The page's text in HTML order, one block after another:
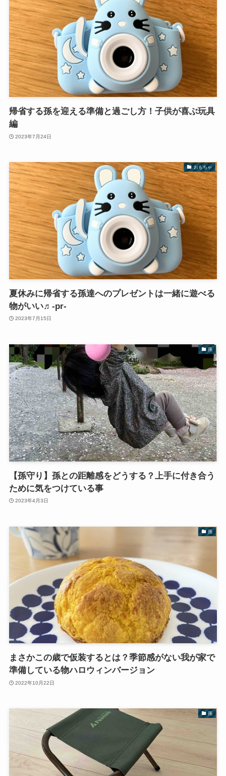
帰省する孫を迎える準備と過ごし方！子供が喜ぶ玩具
編
2023年7月24日
おもちゃ
夏休みに帰省する孫達へのプレゼントは一緒に遊べる
物がいい♬‐pr‐
2023年7月15日
孫
【孫守り】孫との距離感をどうする？上手に付き合う
ために気をつけている事
2023年4月3日
孫
まさかこの歳で仮装するとは？季節感がない我が家で
準備している物ハロウィンバージョン
2022年10月22日
孫